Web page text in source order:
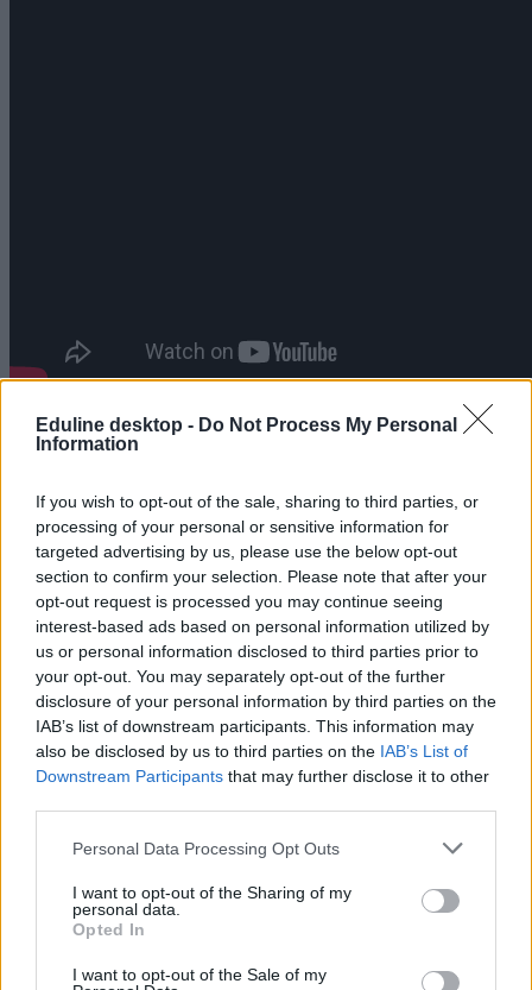
Eduline desktop - Do Not Process My Personal
Information
If you wish to opt-out of the sale, sharing to third parties, or
processing of your personal or sensitive information for
targeted advertising by us, please use the below opt-out
section to confirm your selection. Please note that after your
opt-out request is processed you may continue seeing
interest-based ads based on personal information utilized by
us or personal information disclosed to third parties prior to
your opt-out. You may separately opt-out of the further
disclosure of your personal information by third parties on the
IAB’s list of downstream participants. This information may
also be disclosed by us to third parties on the IAB’s List of
Downstream Participants that may further disclose it to other
Personal Data Processing Opt Outs
I want to opt-out of the Sharing of my
personal data.
Opted In
I want to opt-out of the Sale of my
beszéd
videó
vicces videó
Hozzászólások
Mi a baj a 8 osztályos általános iskolával, és mi jöhet
helyette?
A kisiskolák tanárhiánya és a kisgimnáziumok elitképzővé válása
nem elszigetelt hibák, hanem a jelenlegi oktatási szerkezet
„erővonalai”, amelyek a rendszer gyökeres reformjáért kiáltanak Dr.
egyetemi tanár szerint.
Közoktatás
Kurucz-Gáspár Tünde